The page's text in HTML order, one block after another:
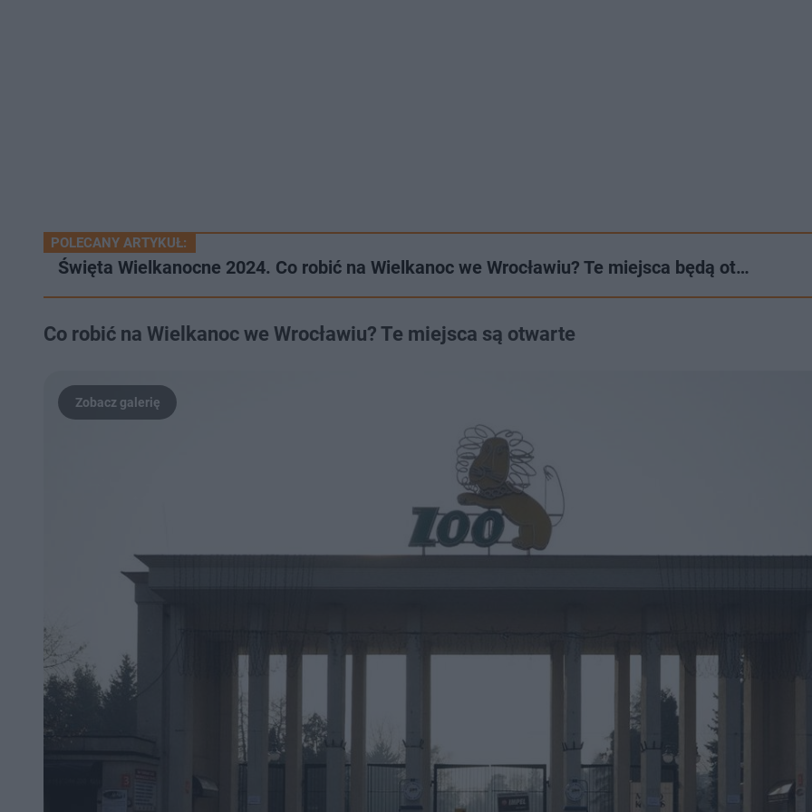
POLECANY ARTYKUŁ:
Święta Wielkanocne 2024. Co robić na Wielkanoc we Wrocławiu? Te miejsca będą ot…
Co robić na Wielkanoc we Wrocławiu? Te miejsca są otwarte